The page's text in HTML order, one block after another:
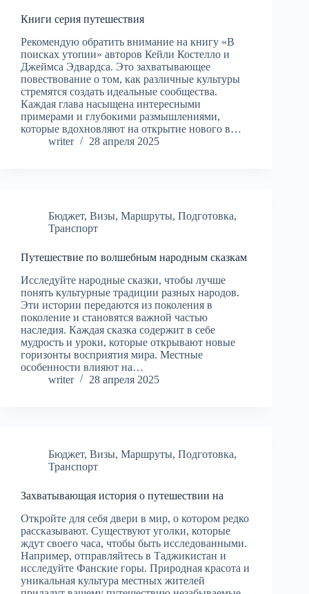
Книги серия путешествия
Рекомендую обратить внимание на книгу «В
поисках утопии» авторов Кейли Костелло и
Джеймса Эдвардса. Это захватывающее
повествование о том, как различные культуры
стремятся создать идеальные сообщества.
Каждая глава насыщена интересными
примерами и глубокими размышлениями,
которые вдохновляют на открытие нового в…
writer
28 апреля 2025
Бюджет, Визы, Маршруты, Подготовка,
Транспорт
Путешествие по волшебным народным сказкам
Исследуйте народные сказки, чтобы лучше
понять культурные традиции разных народов.
Эти истории передаются из поколения в
поколение и становятся важной частью
наследия. Каждая сказка содержит в себе
мудрость и уроки, которые открывают новые
горизонты восприятия мира. Местные
особенности влияют на…
writer
28 апреля 2025
Бюджет, Визы, Маршруты, Подготовка,
Транспорт
Захватывающая история о путешествии на
Откройте для себя двери в мир, о котором редко
рассказывают. Существуют уголки, которые
ждут своего часа, чтобы быть исследованными.
Например, отправляйтесь в Таджикистан и
исследуйте Фанские горы. Природная красота и
уникальная культура местных жителей